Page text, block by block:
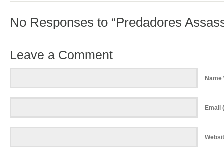
No Responses to “Predadores
Leave a Comment
Name
Email